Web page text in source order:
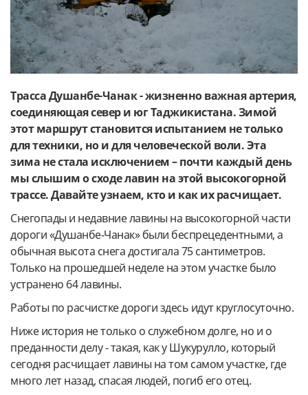
Трасса Душанбе-Чанак- жизненно важная артерия,
соединяющая север и юг Таджикистана. Зимой
этот маршрут становится испытанием не только
для техники, но и для человеческой воли. Эта
зима не стала исключением – почти каждый день
мы слышим о сходе лавин на этой высокогорной
трассе. Давайте узнаем, кто и как их расчищает.
Снегопады и недавние лавины на высокогорной части
дороги «Душанбе-Чанак» были беспрецедентными, а
обычная высота снега достигала 75 сантиметров.
Только на прошедшей неделе на этом участке было
устранено 64 лавины.
Работы по расчистке дороги здесь идут круглосуточно.
Ниже история не только о служебном долге, но и о
преданности делу - такая, как у Шукурулло, который
сегодня расчищает лавины на том самом участке, где
много лет назад, спасая людей, погиб его отец.